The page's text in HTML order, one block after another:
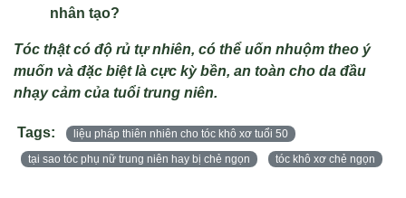
nhân tạo?
Tóc thật có độ rủ tự nhiên, có thể uốn nhuộm theo ý
muốn và đặc biệt là cực kỳ bền, an toàn cho da đầu
nhạy cảm của tuổi trung niên.
Tags:
liệu pháp thiên nhiên cho tóc khô xơ tuổi 50
tại sao tóc phụ nữ trung niên hay bị chẻ ngọn
tóc khô xơ chẻ ngọn